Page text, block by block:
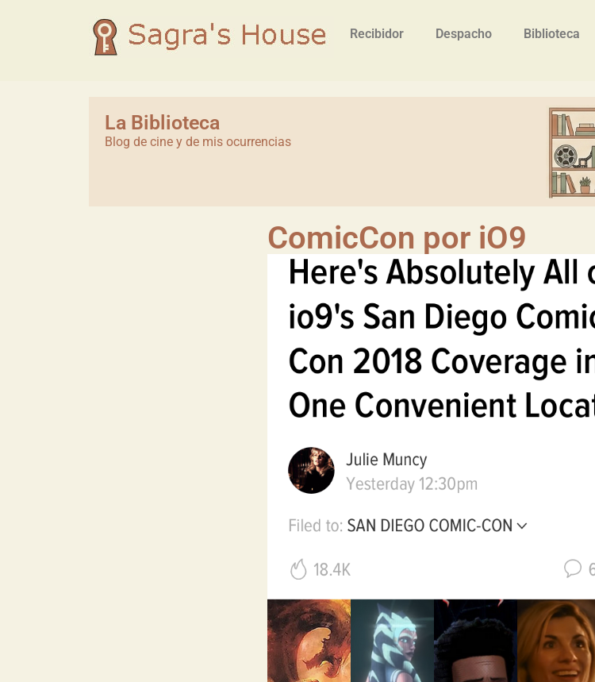
Recibidor Despacho Biblioteca
La Biblioteca
Blog de cine y de mis ocurrencias
ComicCon por iO9